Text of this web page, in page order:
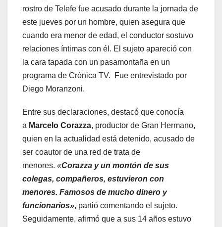
rostro de Telefe fue acusado durante la jornada de
este jueves por un hombre, quien asegura que
cuando era menor de edad, el conductor sostuvo
relaciones íntimas con él. El sujeto apareció con
la cara tapada con un pasamontaña en un
programa de Crónica TV. Fue entrevistado por
Diego Moranzoni.
Entre sus declaraciones, destacó que conocía
a Marcelo Corazza, productor de Gran Hermano,
quien en la actualidad está detenido, acusado de
ser coautor de una red de trata de
menores. «Corazza y un montón de sus
colegas, compañeros, estuvieron con
menores. Famosos de mucho dinero y
funcionarios», partió comentando el sujeto.
Seguidamente, afirmó que a sus 14 años estuvo